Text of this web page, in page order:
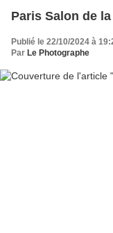
Paris Salon de
Publié le 22/10/2024 à
Par Le Photographe